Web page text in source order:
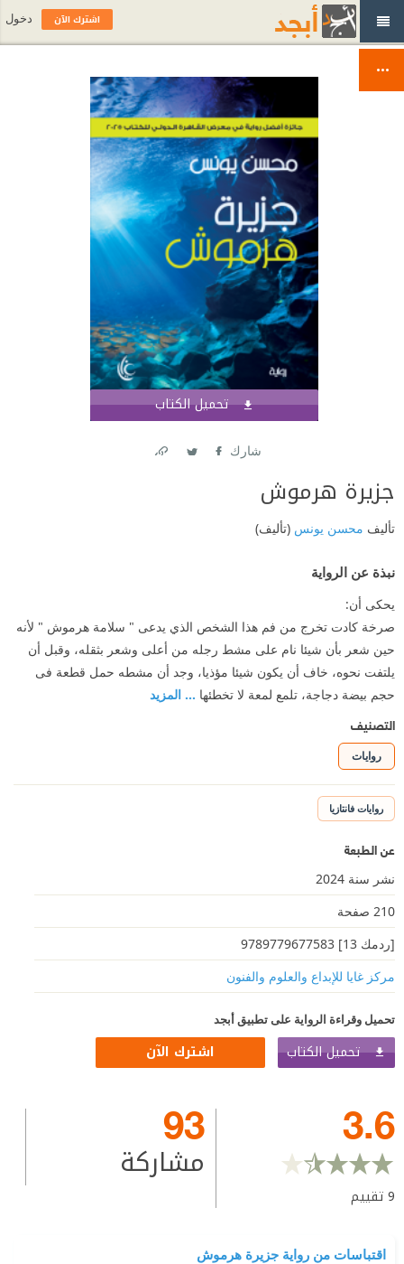
تحميل الكتاب
شارك
جزيرة هرموش
تأليف محسن يونس (تأليف)
نبذة عن الرواية
يحكى أن:
صرخة كادت تخرج من فم هذا الشخص الذي يدعى " سلامة هرموش " لأنه
حين شعر بأن شيئا نام على مشط رجله من أعلى وشعر بثقله، وقبل أن
يلتفت نحوه، خاف أن يكون شيئا مؤذيا، وجد أن مشطه حمل قطعة فى
حجم بيضة دجاجة، تلمع لمعة لا تخطئها ... المزيد
التصنيف
روايات
روايات فانتازيا
عن الطبعة
نشر سنة 2024
210 صفحة
[ردمك 13] 9789779677583
مركز غايا للإبداع والعلوم والفنون
تحميل وقراءة الرواية على تطبيق أبجد
تحميل الكتاب اشترك الآن
3.6
9تقييم
93
مشاركة
اقتباسات من رواية جزيرة هرموش
اشترك الآن دخول